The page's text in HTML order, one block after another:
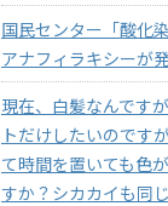
国民センター「酸化
アナフィラキシーが
現在、白髪なんです
トだけしたいのです
て時間を置いても色
すか？シカカイも同